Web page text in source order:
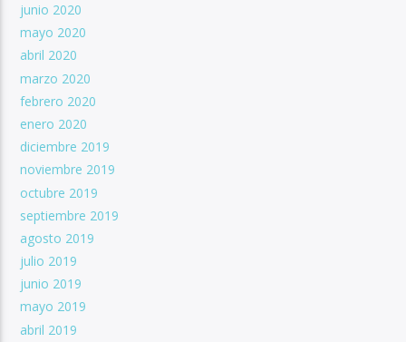
junio 2020
mayo 2020
abril 2020
marzo 2020
febrero 2020
enero 2020
diciembre 2019
noviembre 2019
octubre 2019
septiembre 2019
agosto 2019
julio 2019
junio 2019
mayo 2019
abril 2019